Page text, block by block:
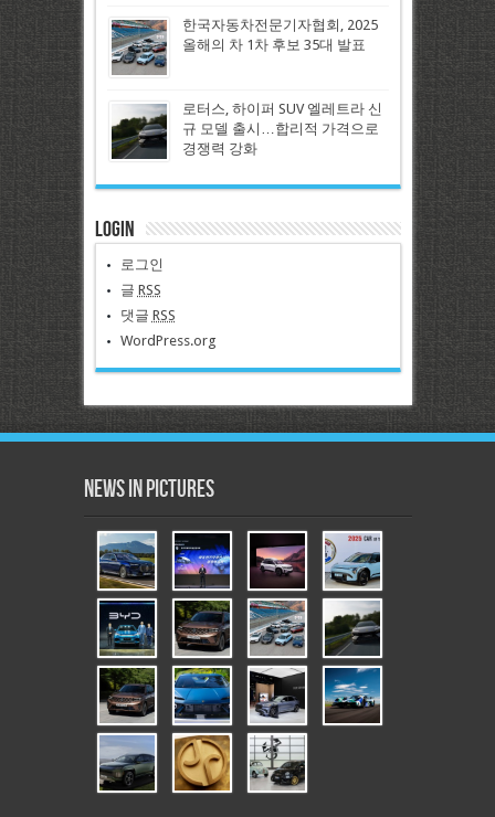
한국자동차전문기자협회, 2025
올해의 차 1차 후보 35대 발표
로터스, 하이퍼 SUV 엘레트라 신
규 모델 출시…합리적 가격으로
경쟁력 강화
Login
로그인
글 RSS
댓글 RSS
WordPress.org
News in Pictures